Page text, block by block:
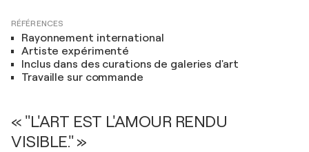
RÉFÉRENCES
Rayonnement international
Artiste expérimenté
Inclus dans des curations de galeries d'art
Travaille sur commande
« "L'ART EST L'AMOUR RENDU
VISIBLE." »